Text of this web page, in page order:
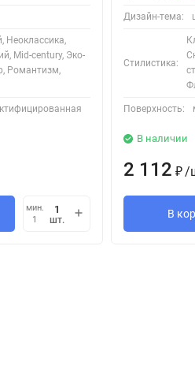
Неоклассика,
Mid-century, Эко-
Романтизм,
мин.
1
шт.
Дизайн-тема:
Стилистика:
Поверхность:
В наличии
2 112 ₽ /
В